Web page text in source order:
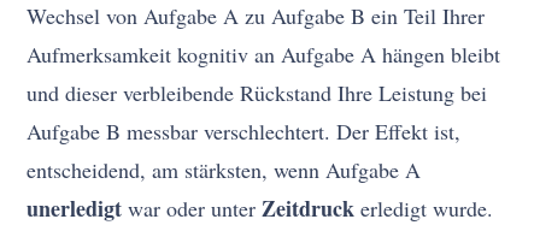
Wechsel von Aufgabe A zu Aufgabe B ein Teil Ihrer
Aufmerksamkeit kognitiv an Aufgabe A hängen bleibt
und dieser verbleibende Rückstand Ihre Leistung bei
Aufgabe B messbar verschlechtert. Der Effekt ist,
entscheidend, am stärksten, wenn Aufgabe A
unerledigt war oder unterZeitdruck erledigt wurde.